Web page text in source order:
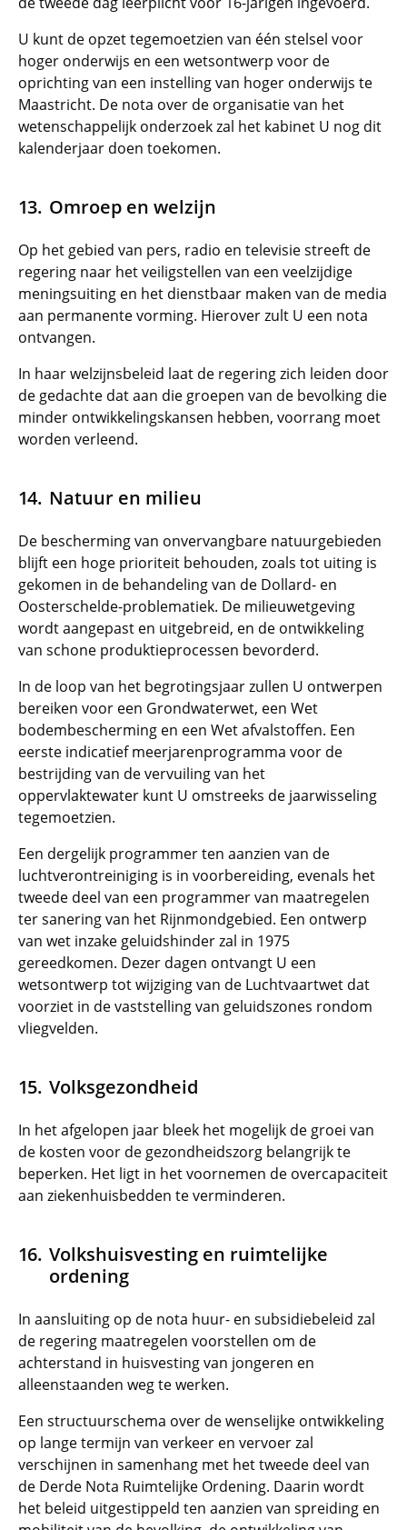
U kunt de opzet tegemoetzien van één stelsel voor
hoger onderwijs en een wetsontwerp voor de
oprichting van een instelling van hoger onderwijs te
Maastricht. De nota over de organisatie van het
wetenschappelijk onderzoek zal het kabinet U nog dit
kalenderjaar doen toekomen.
Omroep en welzijn
Op het gebied van pers, radio en televisie streeft de
regering naar het veiligstellen van een veelzijdige
meningsuiting en het dienstbaar maken van de media
aan permanente vorming. Hierover zult U een nota
ontvangen.
In haar welzijnsbeleid laat de regering zich leiden door
de gedachte dat aan die groepen van de bevolking die
minder ontwikkelingskansen hebben, voorrang moet
worden verleend.
Natuur en milieu
De bescherming van onvervangbare natuurgebieden
blijft een hoge prioriteit behouden, zoals tot uiting is
gekomen in de behandeling van de Dollard- en
Oosterschelde-problematiek. De milieuwetgeving
wordt aangepast en uitgebreid, en de ontwikkeling
van schone produktieprocessen bevorderd.
In de loop van het begrotingsjaar zullen U ontwerpen
bereiken voor een Grondwaterwet, een Wet
bodembescherming en een Wet afvalstoffen. Een
eerste indicatief meerjarenprogramma voor de
bestrijding van de vervuiling van het
oppervlaktewater kunt U omstreeks de jaarwisseling
tegemoetzien.
Een dergelijk programmer ten aanzien van de
luchtverontreiniging is in voorbereiding, evenals het
tweede deel van een programmer van maatregelen
ter sanering van het Rijnmondgebied. Een ontwerp
van wet inzake geluidshinder zal in 1975
gereedkomen. Dezer dagen ontvangt U een
wetsontwerp tot wijziging van de Luchtvaartwet dat
voorziet in de vaststelling van geluidszones rondom
vliegvelden.
Volksgezondheid
In het afgelopen jaar bleek het mogelijk de groei van
de kosten voor de gezondheidszorg belangrijk te
beperken. Het ligt in het voornemen de overcapaciteit
aan ziekenhuisbedden te verminderen.
Volkshuisvesting en ruimtelijke
ordening
In aansluiting op de nota huur- en subsidiebeleid zal
de regering maatregelen voorstellen om de
achterstand in huisvesting van jongeren en
alleenstaanden weg te werken.
Een structuurschema over de wenselijke ontwikkeling
op lange termijn van verkeer en vervoer zal
verschijnen in samenhang met het tweede deel van
de Derde Nota Ruimtelijke Ordening. Daarin wordt
het beleid uitgestippeld ten aanzien van spreiding en